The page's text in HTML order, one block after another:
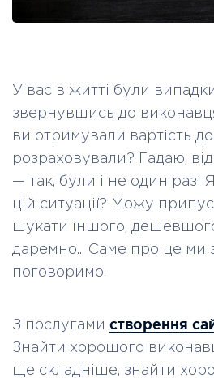
У вас в житті були
звернувшись до
ви отримували вартість
розраховували? Гадаю,
— так, були і не один раз!
цій ситуації? Можу
шукати іншого,
даремно... Саме про це ми
поговоримо.
З послугами створення
Знайти хорошого
ще складніше, знайти